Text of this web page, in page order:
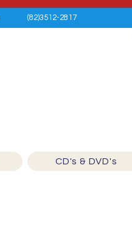
(82)3512-2817
CD's & DVD's